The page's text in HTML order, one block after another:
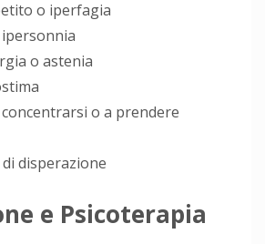
o iperfagia
o astenia
o a prendere
disperazione
e Psicoterapia